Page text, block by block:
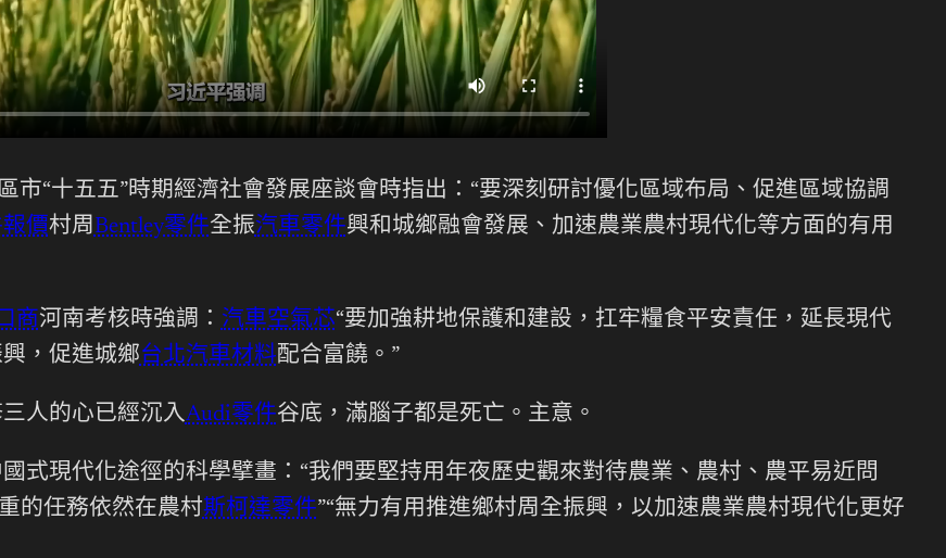
“十五五”時期經濟社會發展座談會時指出：“要深刻研討優化區域布局、促進區域協調
價村周Bentley零件全振汽車零件興和城鄉融會發展、加速農業農村現代化等方面的有用
商河南考核時強調： 汽車空氣芯“要加強耕地保護和建設，扛牢糧食平安責任，延長現代
，促進城鄉台北汽車材料配合富饒。”
人的心已經沉入Audi零件谷底，滿腦子都是死亡。主意。
式現代化途徑的科學擘畫：“我們要堅持用年夜歷史觀來對待農業、農村、農平易近問
的任務依然在農村斯柯達零件”“無力有用推進鄉村周全振興，以加速農業農村現代化更好